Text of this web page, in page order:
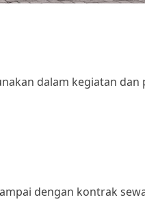
dalam kegiatan dan
dengan kontrak